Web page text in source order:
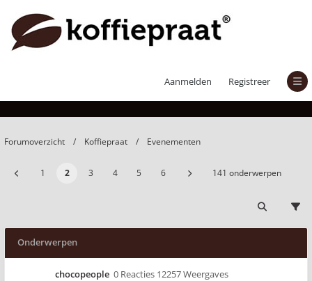
Aanmelden Registreer
Forumoverzicht Koffiepraat Evenementen
1 2 3 4 5 6 141 onderwerpen
Onderwerpen
chocopeople 0 Reacties 12257 Weergaves